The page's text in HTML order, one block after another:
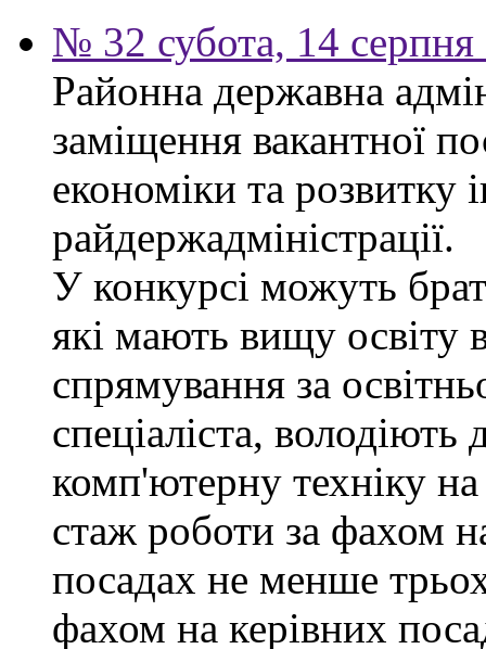
№ 32 субота, 14
Районна державна
заміщення вакантної
економіки та розвитку
райдержадміністрації.
У конкурсі можуть
які мають вищу освіту
спрямування за
спеціаліста,
комп'ютерну техніку на
стаж роботи за фахом
посадах не менше
фахом на керівних